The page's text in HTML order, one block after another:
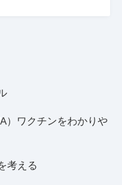
）ワクチンをわかりや
考える